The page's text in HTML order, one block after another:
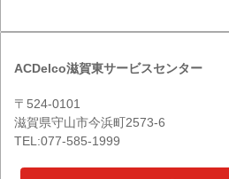
ACDelco滋賀東サービスセンター
〒524-0101
滋賀県守山市今浜町2573-6
TEL:077-585-1999